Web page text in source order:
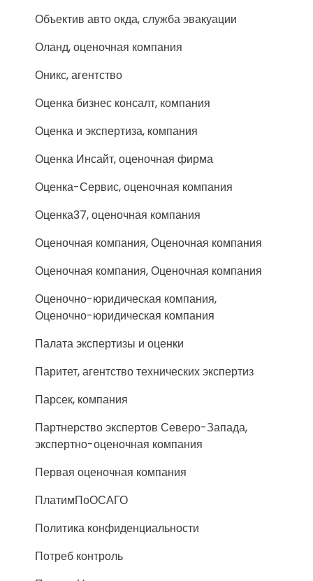
Объектив авто окда, служба эвакуации
Оланд, оценочная компания
Оникс, агентство
Оценка бизнес консалт, компания
Оценка и экспертиза, компания
Оценка Инсайт, оценочная фирма
Оценка-Сервис, оценочная компания
Оценка37, оценочная компания
Оценочная компания, Оценочная компания
Оценочная компания, Оценочная компания
Оценочно-юридическая компания,
Оценочно-юридическая компания
Палата экспертизы и оценки
Паритет, агентство технических экспертиз
Парсек, компания
Партнерство экспертов Северо-Запада,
экспертно-оценочная компания
Первая оценочная компания
ПлатимПоОСАГО
Политика конфиденциальности
Потреб контроль